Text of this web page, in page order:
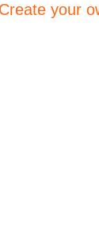
Create your